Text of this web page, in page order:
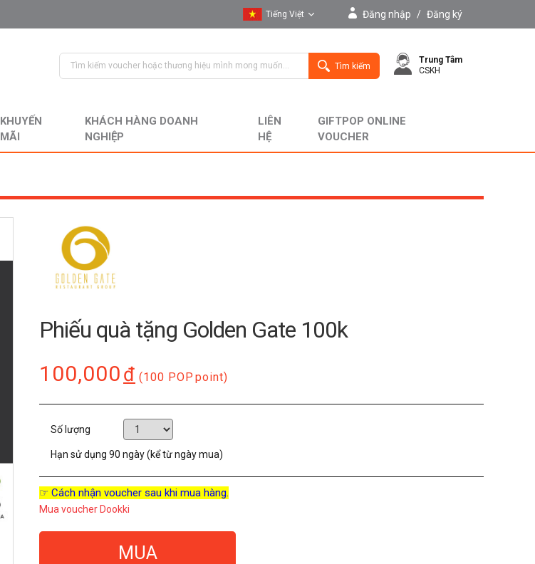
Tiếng Việt
English
Đăng nhập / Đăng ký
Tìm kiếm
Trung Tâm
CSKH
KHUYẾN
MÃI
KHÁCH HÀNG DOANH
NGHIỆP
LIÊN
HỆ
GIFTPOP ONLINE
VOUCHER
Phiếu quà tặng Golden Gate 100k
100,000đ (100 POP point)
Số lượng
Hạn sử dụng 90 ngày (kể từ ngày mua)
☞ Cách nhận voucher sau khi mua hàng.
Mua voucher Dookki
MUA